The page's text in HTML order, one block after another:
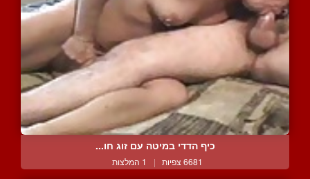
כיף הדדי במיטה עם זוג חו...
6681 צפיות | 1 המלצות